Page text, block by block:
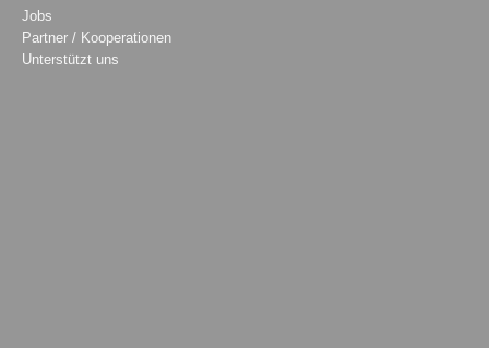
Jobs
Partner / Kooperationen
Unterstützt uns